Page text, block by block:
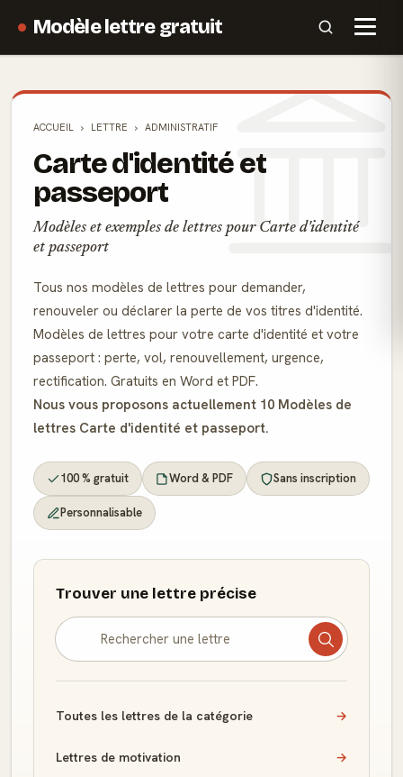
Modèle lettre gratuit
ACCUEIL LETTRE ADMINISTRATIF
Carte d'identité et
passeport
Modèles et exemples de lettres pour Carte d'identité
et passeport
Tous nos modèles de lettres pour demander,
renouveler ou déclarer la perte de vos titres d'identité.
Modèles de lettres pour votre carte d'identité et votre
passeport : perte, vol, renouvellement, urgence,
rectification. Gratuits en Word et PDF.
Nous vous proposons actuellement 10 Modèles de
lettres Carte d'identité et passeport.
100 % gratuit Word & PDF Sans inscription
Personnalisable
Trouver une lettre précise
Toutes les lettres de la catégorie →
Lettres de motivation →